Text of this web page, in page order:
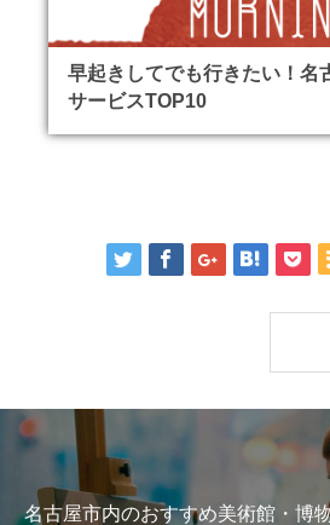
早起きしてでも行きたい！名
サービスTOP10
名古屋市内のおすすめ美術館・博